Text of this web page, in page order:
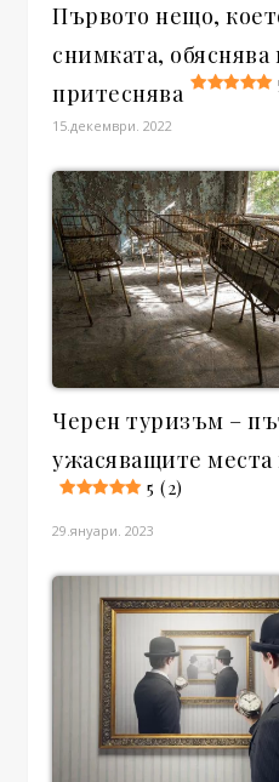
Първото нещо,
снимката, обяснява
притеснява
15.декември. 2022
Черен туризъм –
ужасяващите места
5 (2)
29.януари. 2023